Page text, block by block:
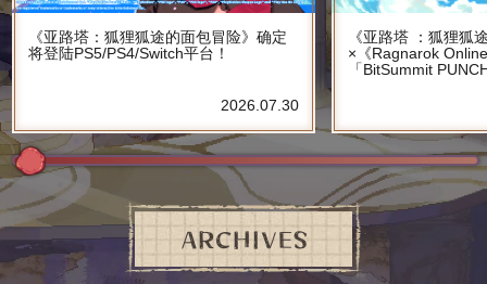
《亚路塔：狐狸狐途的面包冒险》确定
将登陆PS5/PS4/Switch平台！
2026.07.30
《亚路塔 ：狐狸狐
×《Ragnarok
「BitSummit
ARCHIVES